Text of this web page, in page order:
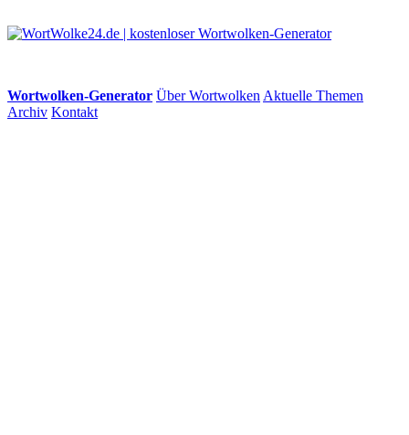
Wortwolken-Generator Über Wortwolken Aktuelle Themen
Archiv Kontakt